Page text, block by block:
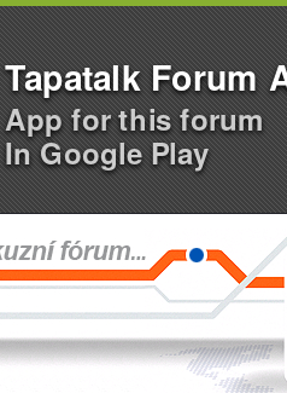
Tapatalk Forum
App for this forum
In Google Play